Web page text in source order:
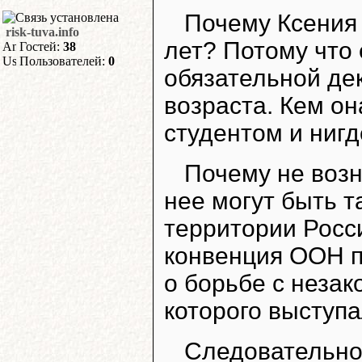
risk-tuva.info
Гостей: 38
Пользователей: 0
Почему
лет? Потому что
обязательной
возраста. Кем
студентом и
Почему не
нее могут быть
территории
конвенция ООН
о борьбе с
которого